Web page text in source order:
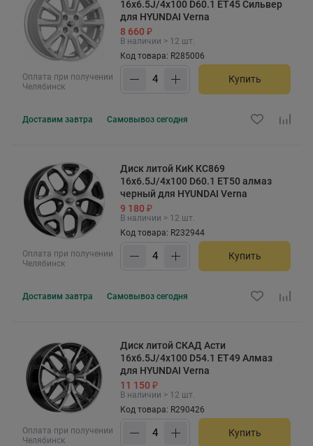
Оплата при получении
Челябинск
16x6.5J/4x100 D60.1 ET45 Сильвер
для HYUNDAI Verna
8 660 ₽
В наличии > 12 шт.
Код товара: R285006
Купить
Доставим завтра Самовывоз сегодня
Оплата при получении
Челябинск
Диск литой КиК КС869
16x6.5J/4x100 D60.1 ET50 алмаз
черный для HYUNDAI Verna
9 180 ₽
В наличии > 12 шт.
Код товара: R232944
Купить
Доставим завтра Самовывоз сегодня
Оплата при получении
Челябинск
Диск литой СКАД Асти
16x6.5J/4x100 D54.1 ET49 Алмаз
для HYUNDAI Verna
11 150 ₽
В наличии > 12 шт.
Код товара: R290426
Купить